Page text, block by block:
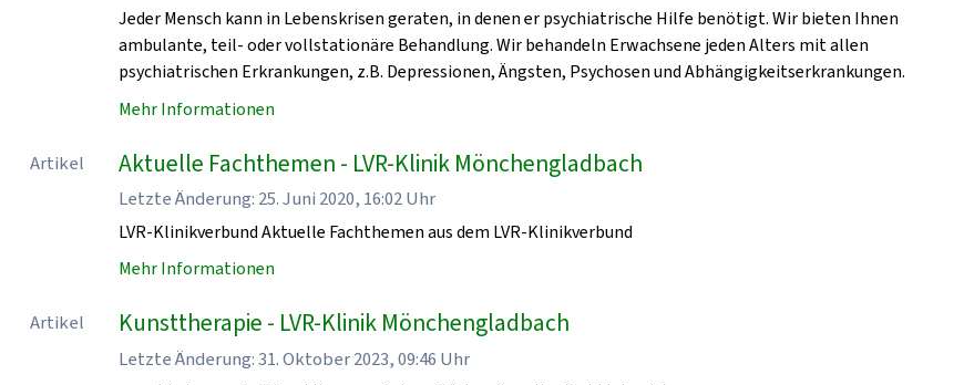
Jeder Mensch kann in Lebenskrisen geraten, in denen er psychiatrische Hilfe benötigt. Wir bieten Ihnen
ambulante, teil- oder vollstationäre Behandlung. Wir behandeln Erwachsene jeden Alters mit allen
psychiatrischen Erkrankungen, z.B. Depressionen, Ängsten, Psychosen und Abhängigkeitserkrankungen.
Mehr Informationen
Artikel Aktuelle Fachthemen - LVR-Klinik Mönchengladbach
Letzte Änderung: 25. Juni 2020, 16:02 Uhr
LVR-Klinikverbund Aktuelle Fachthemen aus dem LVR-Klinikverbund
Mehr Informationen
Artikel Kunsttherapie - LVR-Klinik Mönchengladbach
Letzte Änderung: 31. Oktober 2023, 09:46 Uhr